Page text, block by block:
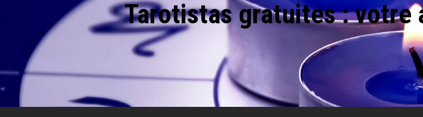
Tarotistas gratuites : votre